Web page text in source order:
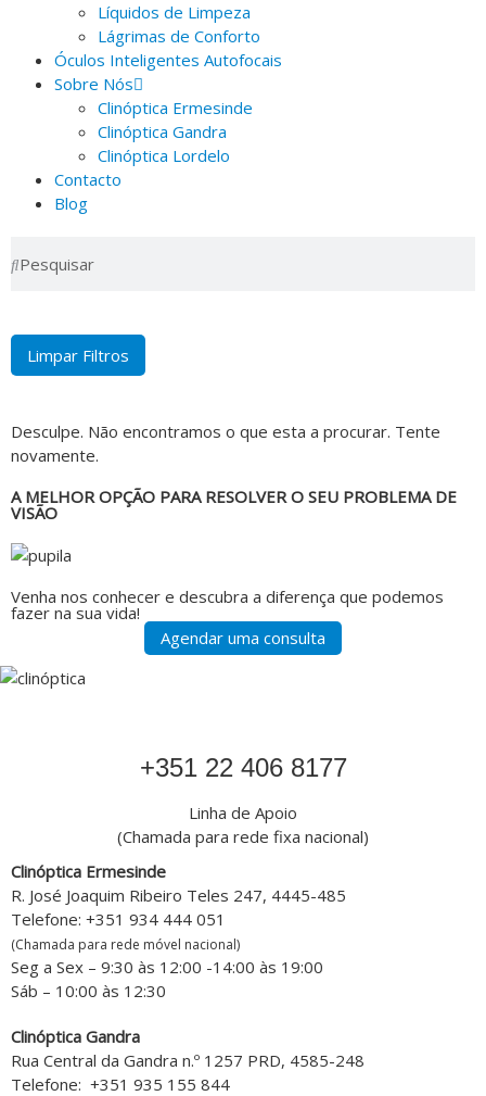
Líquidos de Limpeza
Lágrimas de Conforto
Óculos Inteligentes Autofocais
Sobre Nós
Clinóptica Ermesinde
Clinóptica Gandra
Clinóptica Lordelo
Contacto
Blog
Limpar Filtros
Desculpe. Não encontramos o que esta a procurar. Tente
novamente.
A MELHOR OPÇÃO PARA RESOLVER O SEU PROBLEMA DE
VISÃO
Venha nos conhecer e descubra a diferença que podemos
fazer na sua vida!
Agendar uma consulta
‎+351 22 406 8177
Linha de Apoio
(Chamada para rede fixa nacional)
Clinóptica Ermesinde
R. José Joaquim Ribeiro Teles 247, 4445-485
Telefone: +351 934 444 051
(Chamada para rede móvel nacional)
Seg a Sex – 9:30 às 12:00 -14:00 às 19:00
Sáb – 10:00 às 12:30
Clinóptica Gandra
Rua Central da Gandra n.º 1257 PRD, 4585-248
Telefone: +351 935 155 844